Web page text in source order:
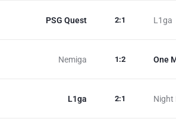
PSG Quest L1ga
2:1
Nemiga One
1 :2
L1ga Night
2:1